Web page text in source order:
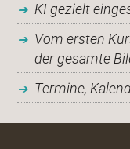
KI gezielt
Vom ersten
der gesamte
Termine,